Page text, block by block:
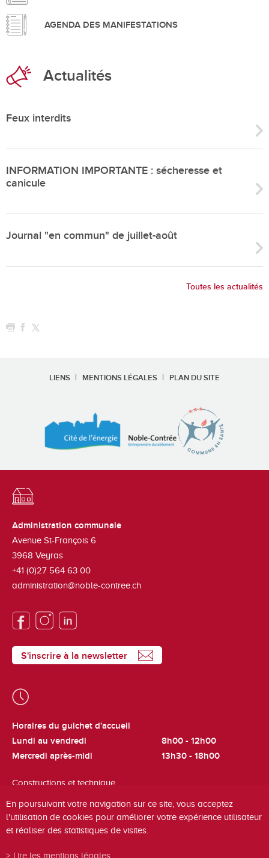
AGENDA DES MANIFESTATIONS
Actualités
Feux interdits
INFORMATION IMPORTANTE : sécheresse et
canicule
Journal "en commun" de juillet-août
Toutes les actualités
LIENS MENTIONS LÉGALES PLAN DU SITE
Administration communale
Avenue St-François 6
3968 Veyras
+41 (0)27 564 63 00
administration@noble-contree.ch
S'inscrire à la newsletter
Horaires du guichet d'accueil
Lundi au vendredi
8h00 - 12h00
Mercredi après-midi
13h30 - 18h00
Constructions et technique
Cadastre et fiscalité
En poursuivant votre navigation sur ce site, vous acceptez
l'utilisation de cookies pour améliorer votre expérience utilisateur
et réaliser des statistiques de visites.
Lire les mentions légales